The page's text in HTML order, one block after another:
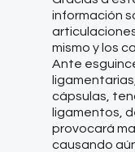
información
mismo y los
Ante
cápsulas,
ligamentos,
provocará
causando